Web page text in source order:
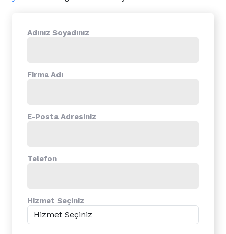
Adınız Soyadınız
Firma Adı
E-Posta Adresiniz
Telefon
Hizmet Seçiniz